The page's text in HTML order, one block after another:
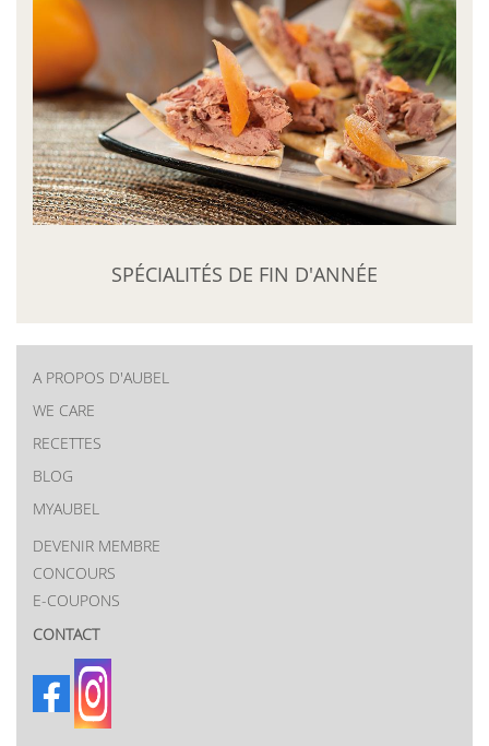
SPÉCIALITÉS DE FIN D'ANNÉE
New
menu
A PROPOS D'AUBEL
WE CARE
RECETTES
BLOG
MYAUBEL
DEVENIR MEMBRE
CONCOURS
E-COUPONS
CONTACT